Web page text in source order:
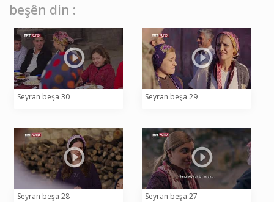
beşên din :
Seyran beşa 30 Seyran beşa 29
Seyran beşa 28 Seyran beşa 27